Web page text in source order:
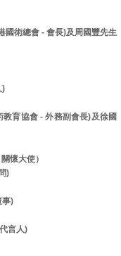
國術總會 - 會長)及周國豐先生
)
育協會 - 外務副會長)及徐國
懷大使）
)
事)
言人)